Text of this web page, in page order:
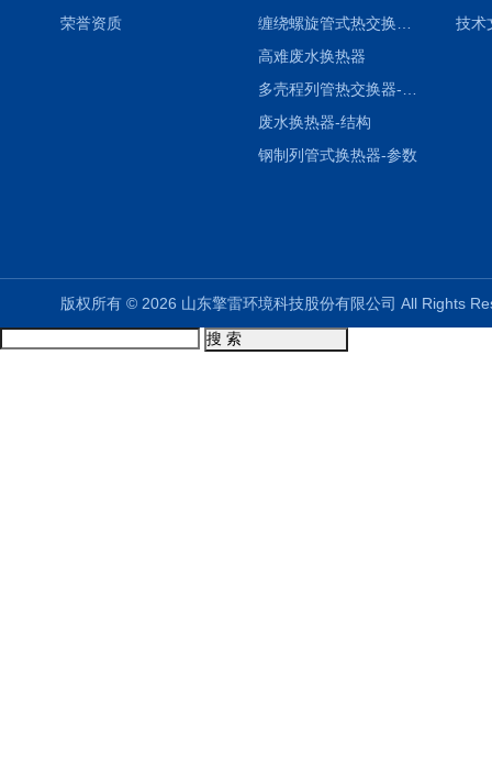
荣誉资质
高难废水换热器
废水换热器-结构
钢制列管式换热器-参数
技术
版权所有 © 2026 山东擎雷环境科技股份有限公司 All